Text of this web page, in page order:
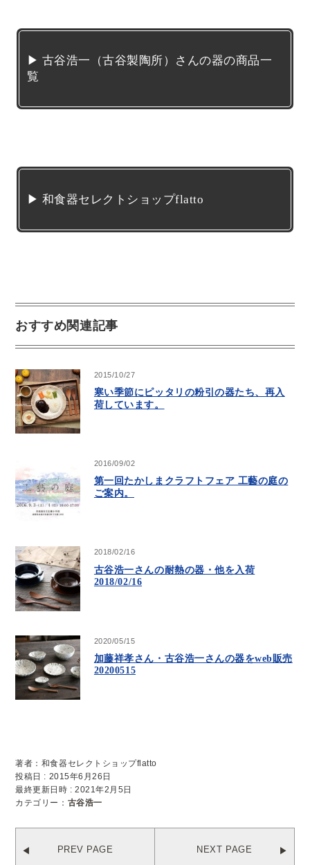
▶ 古谷浩一（古谷製陶所）さんの器の商品一
覧
▶ 和食器セレクトショップflatto
おすすめ関連記事
2015/10/27
寒い季節にピッタリの粉引の器たち、再入
荷しています。
2016/09/02
第一回たかしまクラフトフェア 工藝の庭の
ご案内。
2018/02/16
古谷浩一さんの耐熱の器・他を入荷
2018/02/16
2020/05/15
加藤祥孝さん・古谷浩一さんの器をweb販売
20200515
著者：和食器セレクトショップflatto
投稿日 : 2015年6月26日
最終更新日時 : 2021年2月5日
カテゴリー： 古谷浩一
PREV PAGE NEXT PAGE